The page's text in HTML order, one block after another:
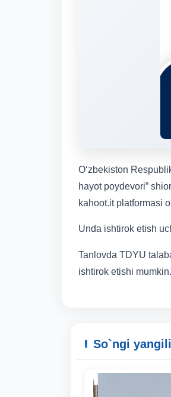
O‘zbekiston
hayot poydevori”
kahoot.it platformasi
Unda ishtirok etish
Tanlovda TDYU
ishtirok etishi mumkin.
So`ngi